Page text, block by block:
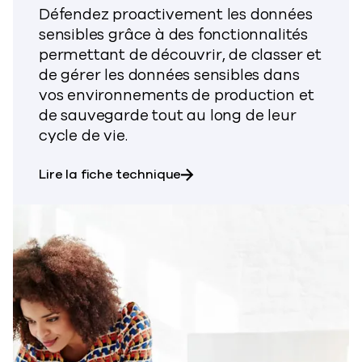
Défendez proactivement les données
sensibles grâce à des fonctionnalités
permettant de découvrir, de classer et
de gérer les données sensibles dans
vos environnements de production et
de sauvegarde tout au long de leur
cycle de vie.
Lire la fiche techniquesur Commvault® Cloud Risk